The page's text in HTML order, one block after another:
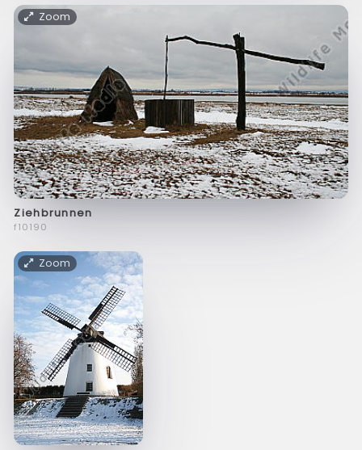
Zoom
Ziehbrunnen
f10190
Zoom